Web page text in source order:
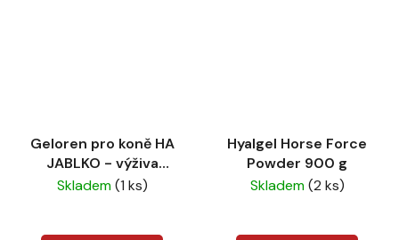
Geloren pro koně HA
JABLKO - výživa
kloubů
Skladem(1 ks)
Hyalgel Horse Force
Powder 900 g
Skladem(2 ks)